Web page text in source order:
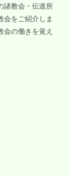
諸教会・伝道所
会をご紹介しま
の働きを覚え